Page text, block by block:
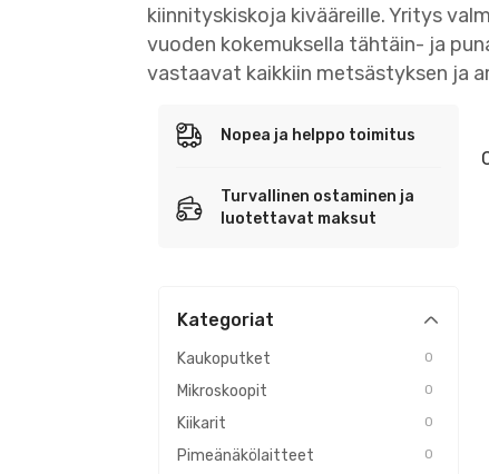
kiinnityskiskoja kivääreille. Yritys
vuoden kokemuksella tähtäin- ja
vastaavat kaikkiin metsästyksen ja
Nopea ja helppo toimitus
Turvallinen ostaminen ja
luotettavat maksut
Kategoriat
Kaukoputket 0
Mikroskoopit 0
Kiikarit 0
Pimeänäkölaitteet 0